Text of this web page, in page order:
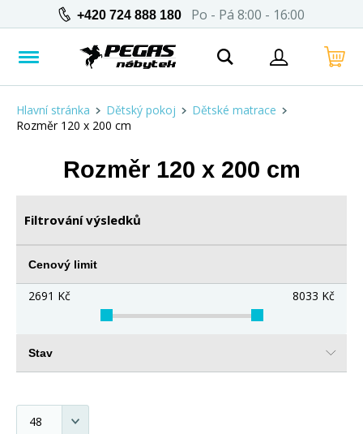
+420 724 888 180 Po - Pá 8:00 - 16:00
Hlavní stránka Dětský pokoj
Dětské matrace
Rozměr 120 x 200 cm
Rozměr 120 x 200 cm
Filtrování výsledků
Cenový limit
2691 Kč 8033 Kč
Stav